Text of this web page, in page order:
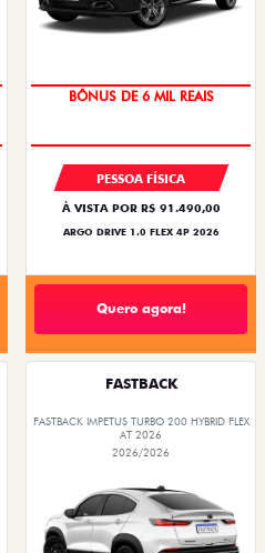
TAXA ZERO
PESSOA FÍSICA
À VISTA POR R$ 91.490,00
ARGO DRIVE 1.0 FLEX 4P 2026
Quero agora!
FASTBACK
FASTBACK IMPETUS TURBO 200 HYBRID FLEX
AT 2026
2026/2026